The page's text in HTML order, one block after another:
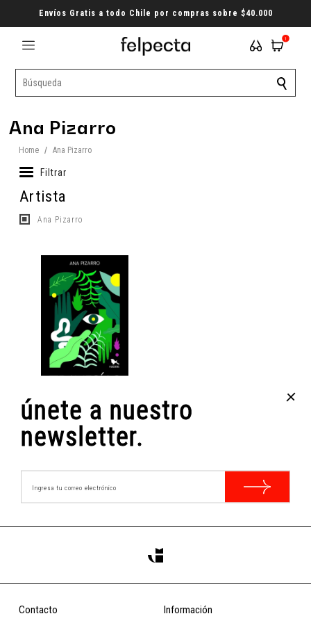
Envíos Gratis a todo Chile por compras sobre $40.000
1
Ana Pizarro
Home / Ana Pizarro
Filtrar
Artista
Ana Pizarro
TRAVESÍAS
Ana Pizarro
$12.000
COMPRAR
+
únete a nuestro
newsletter.
Contacto Información